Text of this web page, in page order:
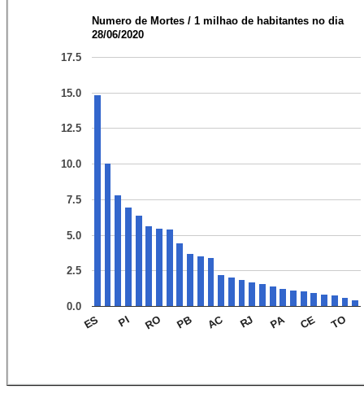
Numero de Mortes / 1 milhao de habitantes no dia
28/06/2020
ES PI RO PB AC RJ PA CE TO
0.0
2.5
5.0
7.5
10.0
12.5
15.0
17.5